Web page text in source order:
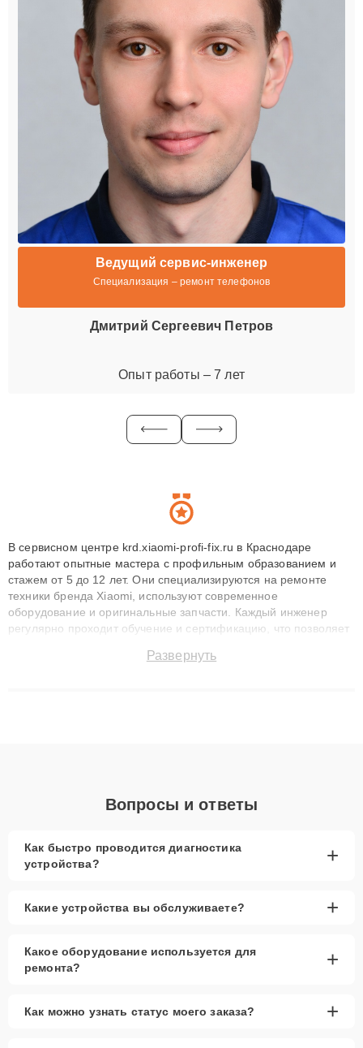
Ведущий сервис-инженер
Специализация – ремонт телефонов
Дмитрий Сергеевич Петров
Опыт работы – 7 лет
В сервисном центре krd.xiaomi-profi-fix.ru в Краснодаре
работают опытные мастера с профильным образованием и
стажем от 5 до 12 лет. Они специализируются на ремонте
техники бренда Xiaomi, используют современное
оборудование и оригинальные запчасти. Каждый инженер
регулярно проходит обучение и сертификацию, что позволяет
технику с сохранением гарантии до 3 лет. Наши мастера
Развернуть
Вопросы и ответы
Как быстро проводится диагностика
устройства?
+
Какие устройства вы обслуживаете? +
Какое оборудование используется для
ремонта?
+
Как можно узнать статус моего заказа?
+